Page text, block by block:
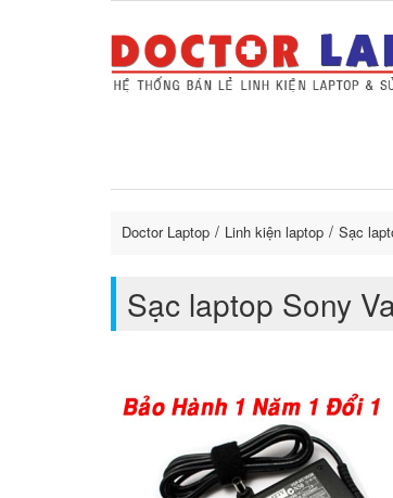
Sửa Laptop uy tín
Doctor Laptop Linh kiện laptop Sạc
Sạc laptop Sony